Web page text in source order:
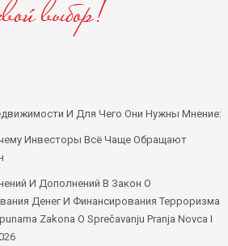
И Для Чего Они Нужны Мнение:
Инвесторы Всё Чаще Обращают
И Дополнений В Закон О
Денег И Финансирования Терроризма
Zakona O Sprečavanju Pranja Novca I